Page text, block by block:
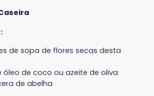
de sopa de flores secas desta
óleo de coco ou azeite de oliva
de abelha